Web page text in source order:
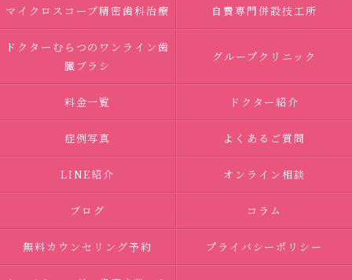
マイクロスコープ精密歯科治療 自費専門併設技工所
ドクターむらつのワンライン歯
臓ブラシ
グループクリニック
料金一覧 ドクター紹介
症例写真 よくあるご質問
LINE紹介 オンライン相談
ブログ コラム
無料カウンセリング予約 プライバシーポリシー